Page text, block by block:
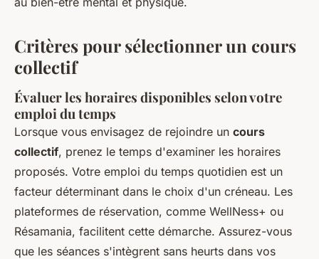
Critères pour sélectionner un cours
collectif
Évaluer les horaires disponibles selon votre
emploi du temps
Lorsque vous envisagez de rejoindre un cours
collectif, prenez le temps d'examiner les horaires
proposés. Votre emploi du temps quotidien est un
facteur déterminant dans le choix d'un créneau. Les
plateformes de réservation, comme WellNess+ ou
Résamania, facilitent cette démarche. Assurez-vous
que les séances s'intègrent sans heurts dans vos